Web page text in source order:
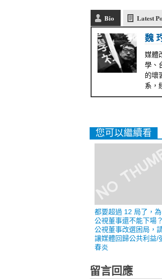
Bio Latest
魏
媒體
學、
的壞
系，
您可以繼續看
都要超過 12 局了，
公視董事還不能下場？
公視董事改選困局，
讓媒體回歸公共利益/
春炎
留言回應